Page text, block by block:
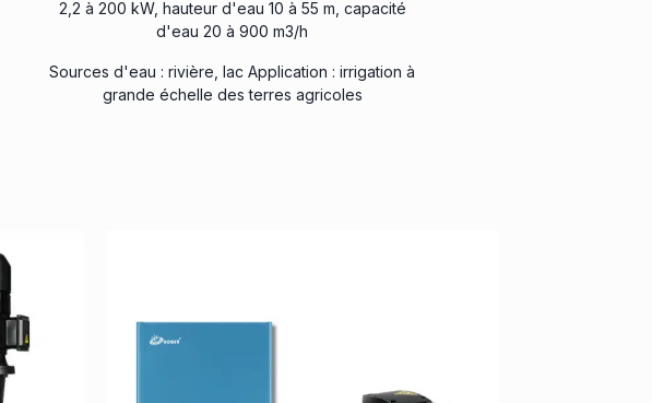
2,2 à 200 kW, hauteur d'eau 10 à 55 m, capacité
d'eau 20 à 900 m3/h
Sources d'eau : rivière, lac Application : irrigation à
grande échelle des terres agricoles